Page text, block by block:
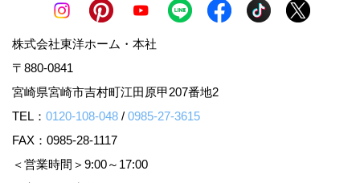
株式会社東洋ホーム・本社
〒880-0841
宮崎県宮崎市吉村町江田原甲207番地2
TEL： 0120-108-048 / 0985-27-3615
FAX：0985-28-1117
＜営業時間＞9:00～17:00